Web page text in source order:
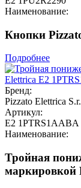
Наименование:
Кнопки
Подробнее
Бренд:
Pizzato Elettrica
Артикул:
E2 1PTRS1AABA
Наименование:
Тройная
маркировкой